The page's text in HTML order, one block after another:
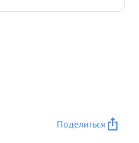
с боями несколько
и обходом с флангов
Поделиться